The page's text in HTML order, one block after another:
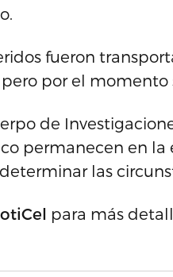
fueron
por el momento
de
permanecen en
las
para más